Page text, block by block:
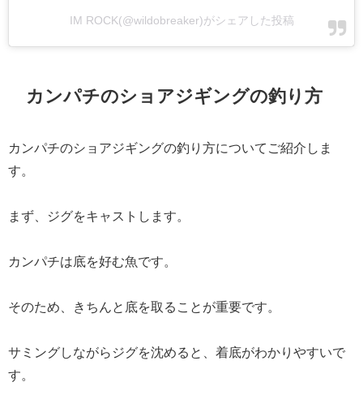
IM ROCK(@wildobreaker)がシェアした投稿
カンパチのショアジギングの釣り方
カンパチのショアジギングの釣り方についてご紹介しま
す。
まず、ジグをキャストします。
カンパチは底を好む魚です。
そのため、きちんと底を取ることが重要です。
サミングしながらジグを沈めると、着底がわかりやすいで
す。